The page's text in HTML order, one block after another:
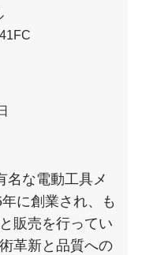
名な電動工具メ
に創業され、も
販売を行ってい
革新と品質への